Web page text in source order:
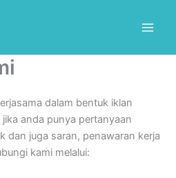
dalam bentuk iklan
jika anda punya pertanyaan
dan juga saran, penawaran kerja
kami melalui: